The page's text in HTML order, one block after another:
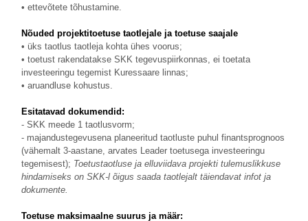
• ettevõtete tõhustamine.
Nõuded projektitoetuse taotlejale ja toetuse saajale
• üks taotlus taotleja kohta ühes voorus;
• toetust rakendatakse SKK tegevuspiirkonnas, ei toetata
investeeringu tegemist Kuressaare linnas;
• aruandluse kohustus.
Esitatavad dokumendid:
- SKK meede 1 taotlusvorm;
- majandustegevusena planeeritud taotluste puhul finantsprognoos
(vähemalt 3-aastane, arvates Leader toetusega investeeringu
tegemisest); Toetustaotluse ja elluviidava projekti tulemuslikkuse
hindamiseks on SKK-l õigus saada taotlejalt täiendavat infot ja
dokumente.
Toetuse maksimaalne suurus ja määr: